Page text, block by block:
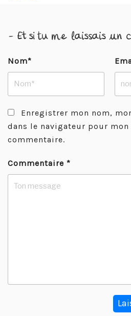
- Et si tu me laissais un
Nom*
Enregistrer mon nom,
dans le navigateur pour mon
commentaire.
Commentaire *